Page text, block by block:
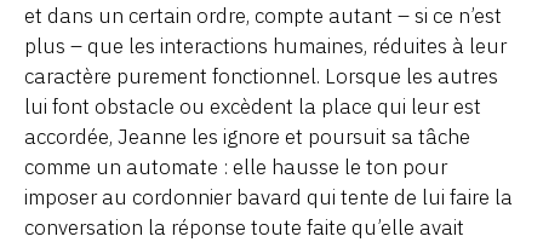
et dans un certain ordre, compte autant – si ce n’est
plus – que les interactions humaines, réduites à leur
caractère purement fonctionnel. Lorsque les autres
lui font obstacle ou excèdent la place qui leur est
accordée, Jeanne les ignore et poursuit sa tâche
comme un automate : elle hausse le ton pour
imposer au cordonnier bavard qui tente de lui faire la
conversation la réponse toute faite qu’elle avait